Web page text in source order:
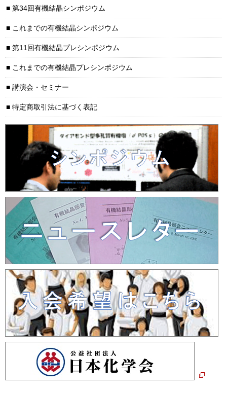
第34回有機結晶シンポジウム
これまでの有機結晶シンポジウム
第11回有機結晶プレシンポジウム
これまでの有機結晶プレシンポジウム
講演会・セミナー
特定商取引法に基づく表記